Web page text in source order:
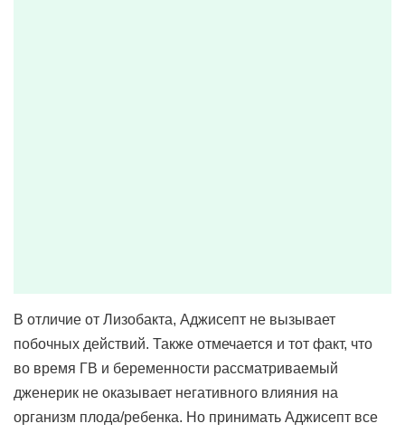
В отличие от Лизобакта, Аджисепт не вызывает
побочных действий. Также отмечается и тот факт, что
во время ГВ и беременности рассматриваемый
дженерик не оказывает негативного влияния на
организм плода/ребенка. Но принимать Аджисепт все